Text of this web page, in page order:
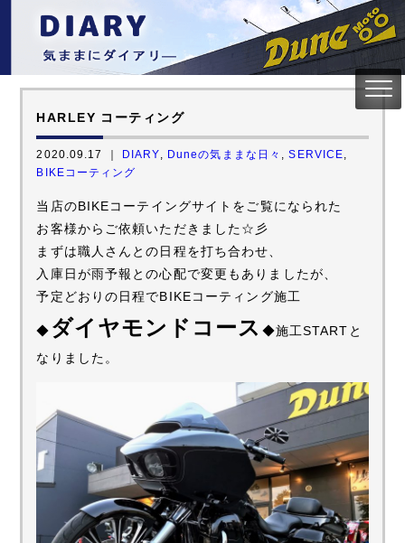
HARLEY コーティング
2020.09.17 ｜ DIARY Duneの気ままな日々 ,SERVICE
BIKEコーティング
当店のBIKEコーテイングサイトをご覧になられた
お客様からご依頼いただきました☆彡
まずは職人さんとの日程を打ち合わせ、
入庫日が雨予報との心配で変更もありましたが、
予定どおりの日程でBIKEコーティング施工
◆ ダイヤモンドコース ◆施工STARTと
なりました。